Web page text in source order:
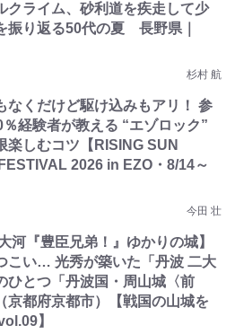
クライム、砂利道を疾走して少
振り返る50代の夏 長野県｜
杉村 航
なくだけど駆け込みもアリ！ 参
％経験者が教える “エゾロック”
楽しむコツ【RISING SUN
2026 in EZO・8/14～
今田 壮
河『豊臣兄弟！』ゆかりの城】
こい… 光秀が築いた「丹波 二大
ひとつ「丹波国・周山城〈前
京都府京都市）【戦国の山城を
】